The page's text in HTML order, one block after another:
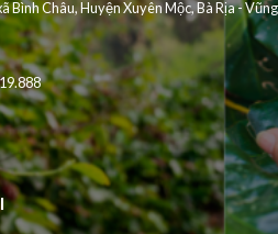
Bình Châu, Huyện Xuyên Mộc, Bà Rịa - Vũng